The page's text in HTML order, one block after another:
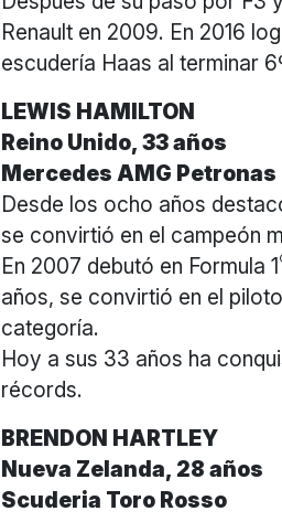
Renault en 2009. En 2016
escudería Haas al terminar
LEWIS HAMILTON
Reino Unido, 33 años
Mercedes AMG Petronas
Desde los ocho años
se convirtió en el campeón
En 2007 debutó en Formula 1
años, se convirtió en el
categoría.
Hoy a sus 33 años ha
récords.
BRENDON HARTLEY
Nueva Zelanda, 28 años
Scuderia Toro Rosso